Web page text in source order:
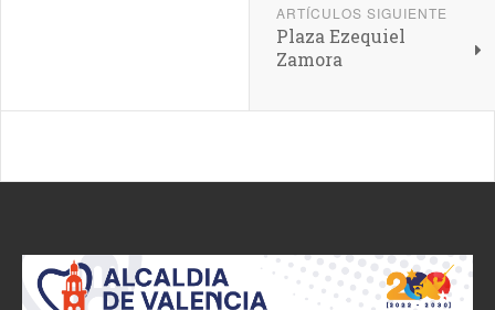
ARTÍCULOS SIGUIENTE
Plaza Ezequiel
Zamora